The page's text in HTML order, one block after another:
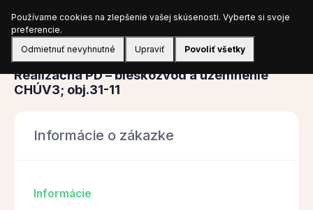
Prihlásiť sa
Obstarávanie
Realizačná PD – bleskozvod a uzemnenie
CHÚV3; obj.31-11
Informácie o zákazke
Informácie
Používame cookies na zlepšenie vašej skúsenosti. Vyberte si svoje
preferencie.
Odmietnuť nevyhnutné
Upraviť Povoliť všetky